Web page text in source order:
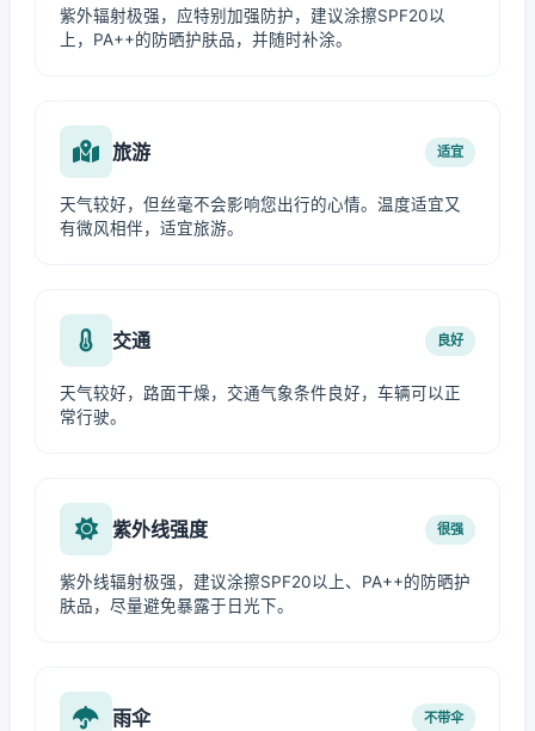
紫外辐射极强，应特别加强防护，建议涂擦SPF20以
上，PA++的防晒护肤品，并随时补涂。
旅游 适宜
天气较好，但丝毫不会影响您出行的心情。温度适宜又
有微风相伴，适宜旅游。
交通 良好
天气较好，路面干燥，交通气象条件良好，车辆可以正
常行驶。
紫外线强度 很强
紫外线辐射极强，建议涂擦SPF20以上、PA++的防晒护
肤品，尽量避免暴露于日光下。
雨伞 不带伞